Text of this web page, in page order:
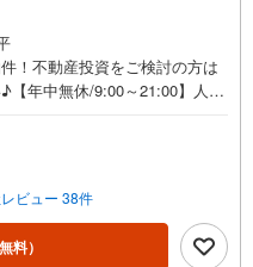
！不動産投資をご検討の方は
【年中無休/9:00～21:00】人気
する」ボタンよりご予約頂く
の他、各種ご相談も承ってお
○ライフプランのシミュレー
からお客様へ経験豊富なスタ
合った物件をご紹介させて頂
併せてご紹介可能ですのでお気
ビュー 38件
料）